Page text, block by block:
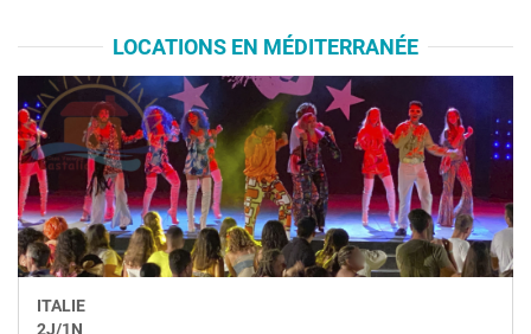
LOCATIONS EN MÉDITERRANÉE
ITALIE
2J/1N